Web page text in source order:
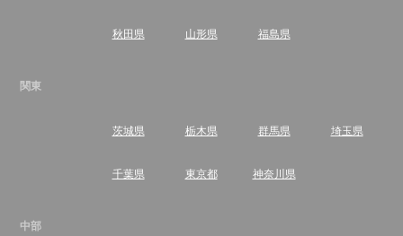
秋田県 山形県 福島県
関東
茨城県 栃木県 群馬県 埼玉県
千葉県 東京都 神奈川県
中部